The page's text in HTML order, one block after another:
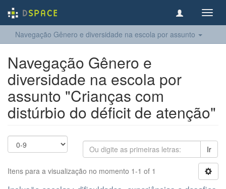
Navegação Gênero e diversidade na escola por assunto
Navegação Gênero e
diversidade na escola por
assunto "Crianças com
distúrbio do déficit de atenção"
Ir
Itens para a visualização no momento 1-1 of 1